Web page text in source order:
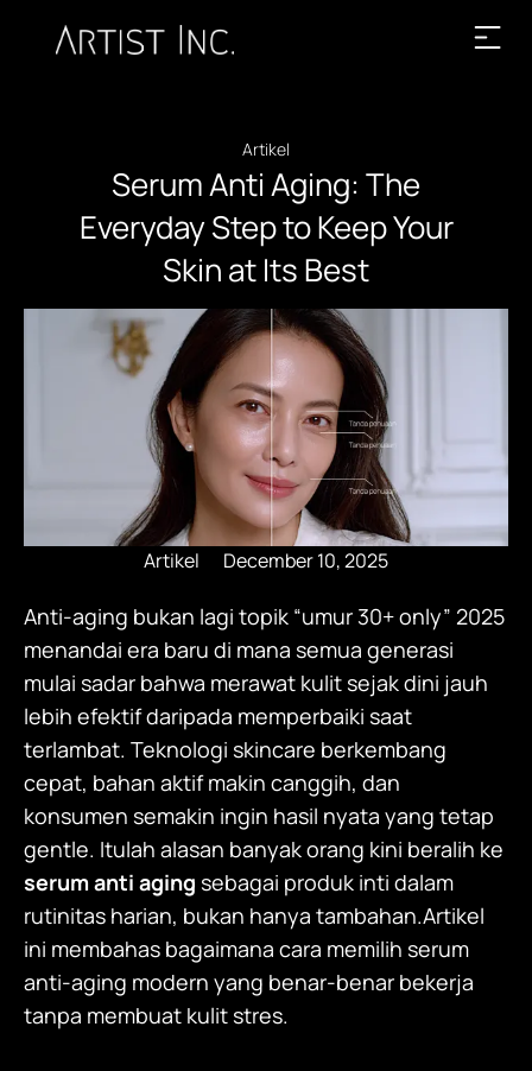
Artikel
Serum Anti Aging: The
Everyday Step to Keep Your
Skin at Its Best
Artikel December 10, 2025
Anti-aging bukan lagi topik “umur 30+ only” 2025
menandai era baru di mana semua generasi
mulai sadar bahwa merawat kulit sejak dini jauh
lebih efektif daripada memperbaiki saat
terlambat. Teknologi skincare berkembang
cepat, bahan aktif makin canggih, dan
konsumen semakin ingin hasil nyata yang tetap
gentle. Itulah alasan banyak orang kini beralih ke
serum anti aging sebagai produk inti dalam
rutinitas harian, bukan hanya tambahan.Artikel
ini membahas bagaimana cara memilih serum
anti-aging modern yang benar-benar bekerja
tanpa membuat kulit stres.